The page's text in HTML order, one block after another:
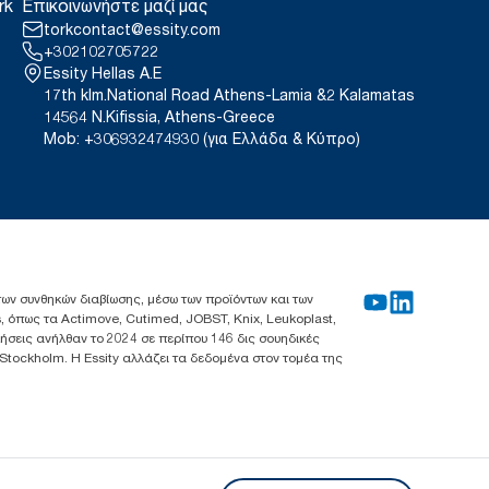
Επικοινωνήστε μαζί μας
torkcontact@essity.com
+302102705722
Essity Hellas A.E
17th klm.National Road Athens-Lamia &2 Kalamatas
14564 N.Kifissia, Athens-Greece
Mob: +306932474930 (για Ελλάδα & Κύπρο)
συνθηκών διαβίωσης, μέσω των προϊόντων και των
όπως τα Actimove, Cutimed, JOBST, Knix, Leukoplast,
ανήλθαν το 2024 σε περίπου 146 δις σουηδικές
Stockholm. Η Essity αλλάζει τα δεδομένα στον τομέα της